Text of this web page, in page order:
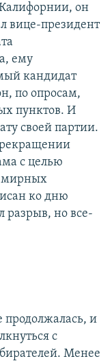
он
вице-президент
ему
кандидат
по опросам,
пунктов. И
своей партии.
с целью
мирных
ко дню
разрыв, но все-
продолжалась, и
с
Менее